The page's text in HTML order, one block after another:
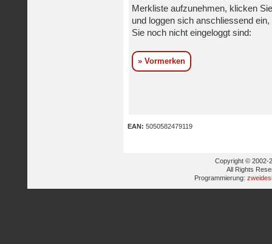
Merkliste aufzunehmen, klicken
und loggen sich anschliessend ein,
Sie noch nicht eingeloggt sind:
» Vormerken
EAN: 5050582479119
Copyright © 2002-
All Rights
Programmierung: